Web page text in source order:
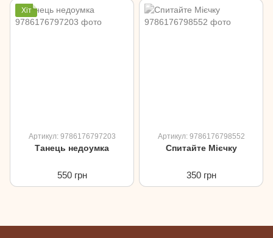
Хіт
Артикул: 9786176797203
Танець недоумка
550 грн
Артикул: 9786176798552
Спитайте Мієчку
350 грн